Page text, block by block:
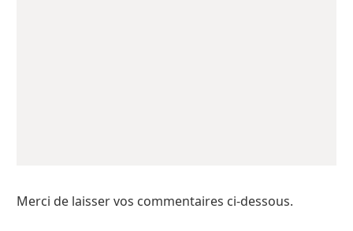
Merci de laisser vos commentaires ci-dessous.